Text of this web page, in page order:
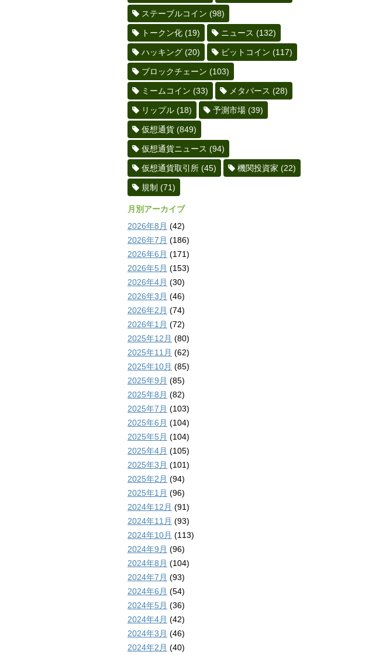
ステーブルコイン (98)
トークン化 (19) ニュース (132)
ハッキング (20) ビットコイン (117)
ブロックチェーン (103)
ミームコイン (33) メタバース (28)
リップル (18) 予測市場 (39)
仮想通貨 (849)
仮想通貨ニュース (94)
仮想通貨取引所 (45) 機関投資家 (22)
規制 (71)
月別アーカイブ
2026年8月 (42)
2026年7月 (186)
2026年6月 (171)
2026年5月 (153)
2026年4月 (30)
2026年3月 (46)
2026年2月 (74)
2026年1月 (72)
2025年12月 (80)
2025年11月 (62)
2025年10月 (85)
2025年9月 (85)
2025年8月 (82)
2025年7月 (103)
2025年6月 (104)
2025年5月 (104)
2025年4月 (105)
2025年3月 (101)
2025年2月 (94)
2025年1月 (96)
2024年12月 (91)
2024年11月 (93)
2024年10月 (113)
2024年9月 (96)
2024年8月 (104)
2024年7月 (93)
2024年6月 (54)
2024年5月 (36)
2024年4月 (42)
2024年3月 (46)
2024年2月 (40)